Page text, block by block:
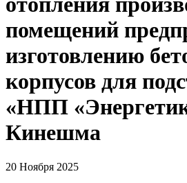
помещений
изготовлению
корпусов для
«НПП
Кинешма
20 Ноября 2025